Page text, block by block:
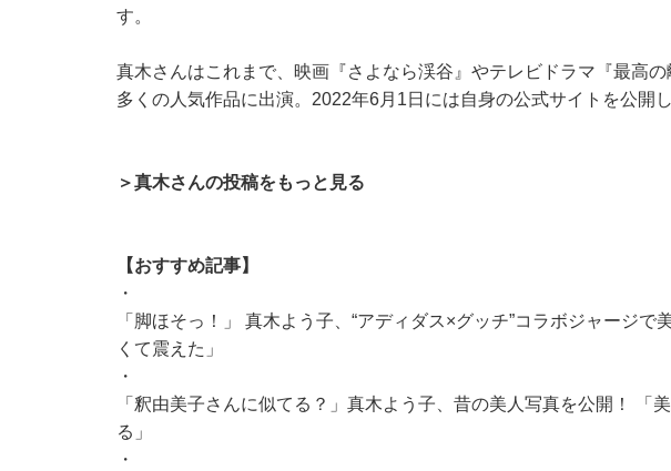
す。
真木さんはこれまで、映画『さよなら渓谷』やテレビドラマ『最高
多くの人気作品に出演。2022年6月1日には自身の公式サイトを公開し
＞真木さんの投稿をもっと見る
【おすすめ記事】
・
「脚ほそっ！」 真木よう子、“アディダス×グッチ”コラボジャージで
くて震えた」
・
「釈由美子さんに似てる？」真木よう子、昔の美人写真を公開！ 「
る」
・